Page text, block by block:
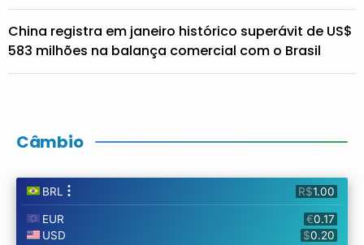
China registra em janeiro histórico superávit de US$
583 milhões na balança comercial com o Brasil
Câmbio